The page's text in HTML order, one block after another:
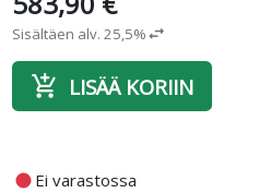
Sisältäen alv. 25,5%swap_horiz
add_shopping_cart LISÄÄ KORIIN
fiber_manual_record Ei varastossa